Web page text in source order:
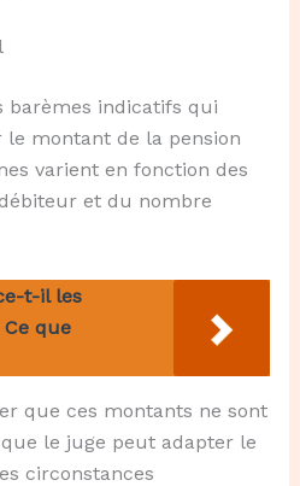
barèmes indicatifs qui
montant de la pension
varient en fonction des
et du nombre
t-il les
que
que ces montants ne sont
le juge peut adapter le
circonstances